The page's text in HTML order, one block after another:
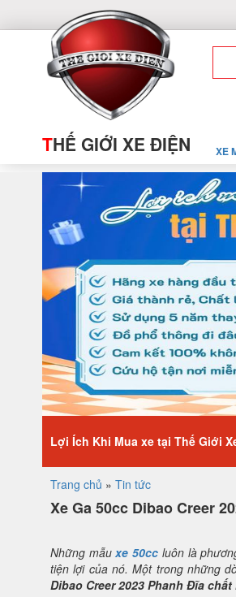
THẾ GIỚI XE ĐIỆN XE
Lợi Ích Khi Mua xe tại Thế Giới
Trang chủ » Tin tức
Xe Ga 50cc Dibao Creer
Những mẫuxe 50cc luôn là
tiện lợi của nó. Một trong những
Dibao Creer 2023 Phanh Đĩa